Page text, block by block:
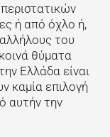
ή από όχλο ή,
του
θύματα
Ελλάδα είναι
καμία επιλογή
αυτήν την